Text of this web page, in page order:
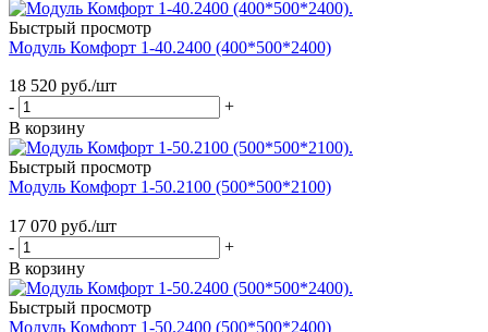
Быстрый просмотр
Модуль Комфорт 1-40.2400 (400*500*2400)
18 520 руб./шт
-
+
В корзину
Быстрый просмотр
Модуль Комфорт 1-50.2100 (500*500*2100)
17 070 руб./шт
-
+
В корзину
Быстрый просмотр
Модуль Комфорт 1-50.2400 (500*500*2400)